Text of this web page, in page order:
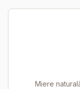
Miere